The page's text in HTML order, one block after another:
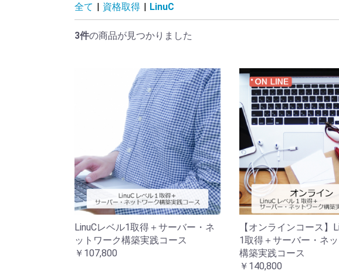
全て | 資格取得 | LinuC
3件の商品が見つかりました
LinuCレベル1取得＋サーバー・ネ
ットワーク構築実践コース
￥107,800
【オンラインコース】
1取得＋サーバー・ネ
構築実践コース
￥140,800